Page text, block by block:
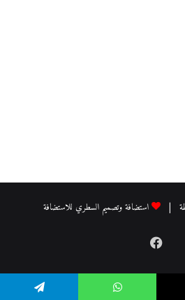
استضافة وتصميم السطري للاستضافة